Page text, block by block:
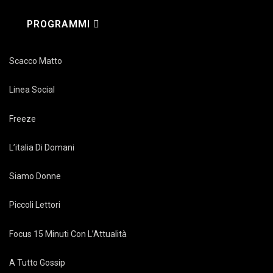
PROGRAMMI
Scacco Matto
Linea Social
Freeze
L’italia Di Domani
Siamo Donne
Piccoli Lettori
Focus 15 Minuti Con L’Attualità
A Tutto Gossip